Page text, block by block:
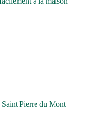
Pierre du Mont